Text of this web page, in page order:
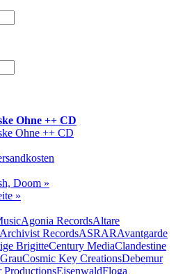
Ohne ++ CD
Doom »
»
Agonia RecordsAltare
Archivist RecordsASRARAvantgarde
BrigitteCentury MediaClandestine
Cosmic Key CreationsDebemur
ProductionsEisenwaldFloga